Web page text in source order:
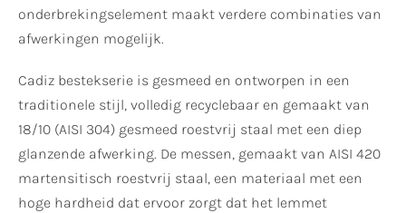
onderbrekingselement maakt verdere combinaties van
afwerkingen mogelijk.
Cadiz bestekserie is gesmeed en ontworpen in een
traditionele stijl, volledig recyclebaar en gemaakt van
18/10 (AISI 304) gesmeed roestvrij staal met een diep
glanzende afwerking. De messen, gemaakt van AISI 420
martensitisch roestvrij staal, een materiaal met een
hoge hardheid dat ervoor zorgt dat het lemmet